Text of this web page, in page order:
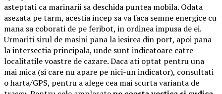
asteptati ca marinarii sa deschida puntea mobila. Odata
asezata pe tarm, acestia incep sa va faca semne energice cu
mana sa coborati de pe feribot, in ordinea impusa de ei.
Urmariti sirul de masini pana la iesirea din port, apoi pana
la intersectia principala, unde sunt indicatoare catre
localitatile voastre de cazare. Daca ati optat pentru una
mai mica (si care nu apare pe nici-un indicator), consultati
o harta/GPS, pentru a alege cea mai scurta varianta de